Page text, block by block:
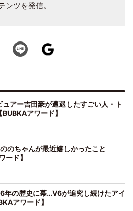
ンツを発信。
ュアー吉田豪が遭遇したすごい人・ト
アワード】
のちゃんが最近嬉しかったこと
ード】
年の歴史に幕…V6が追究し続けたアイ
アワード】